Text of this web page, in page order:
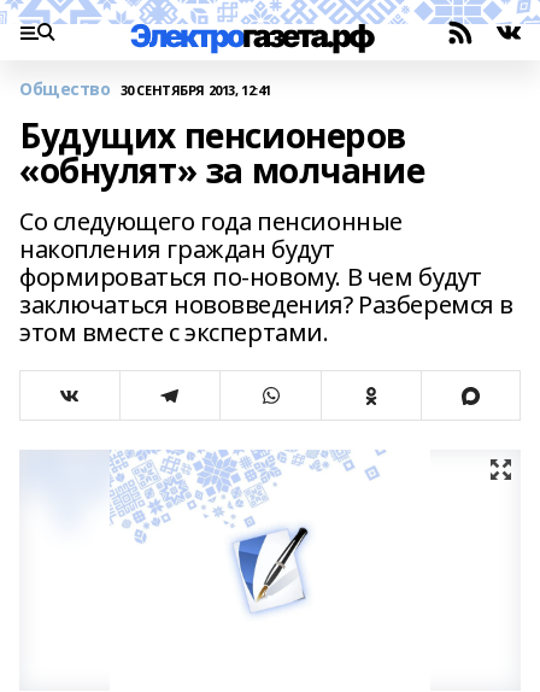
Общество 30 СЕНТЯБРЯ 2013, 12:41
Будущих пенсионеров
«обнулят» за молчание
Со следующего года пенсионные
накопления граждан будут
формироваться по-новому. В чем будут
заключаться нововведения? Разберемся в
этом вместе с экспертами.